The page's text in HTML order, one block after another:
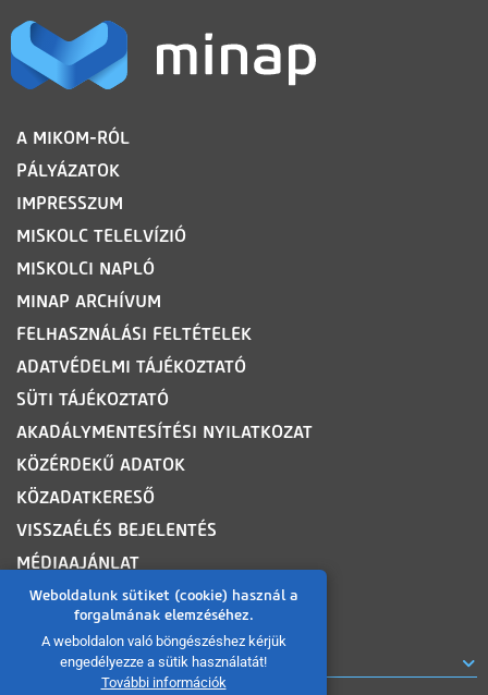
Weboldalunk sütiket (cookie) használ a
forgalmának elemzéséhez.
A weboldalon való böngészéshez kérjük
engedélyezze a sütik használatát!
További információk
LÁBLÉC
A MIKOM-RÓL
PÁLYÁZATOK
IMPRESSZUM
MISKOLC TELELVÍZIÓ
MISKOLCI NAPLÓ
MINAP ARCHÍVUM
FELHASZNÁLÁSI FELTÉTELEK
ADATVÉDELMI TÁJÉKOZTATÓ
SÜTI TÁJÉKOZTATÓ
AKADÁLYMENTESÍTÉSI NYILATKOZAT
KÖZÉRDEKŰ ADATOK
KÖZADATKERESŐ
VISSZAÉLÉS BEJELENTÉS
MÉDIAAJÁNLAT
OLDALTÉRKÉP
ROVATOK